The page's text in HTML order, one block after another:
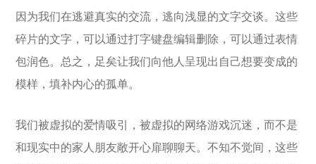
因为我们在逃避真实的交流，逃向浅显的文字交谈。这些
碎片的文字，可以通过打字键盘编辑删除，可以通过表情
包润色。总之，足矣让我们向他人呈现出自己想要变成的
模样，填补内心的孤单。
我们被虚拟的爱情吸引，被虚拟的网络游戏沉迷，而不是
和现实中的家人朋友敞开心扉聊聊天。不知不觉间，这些